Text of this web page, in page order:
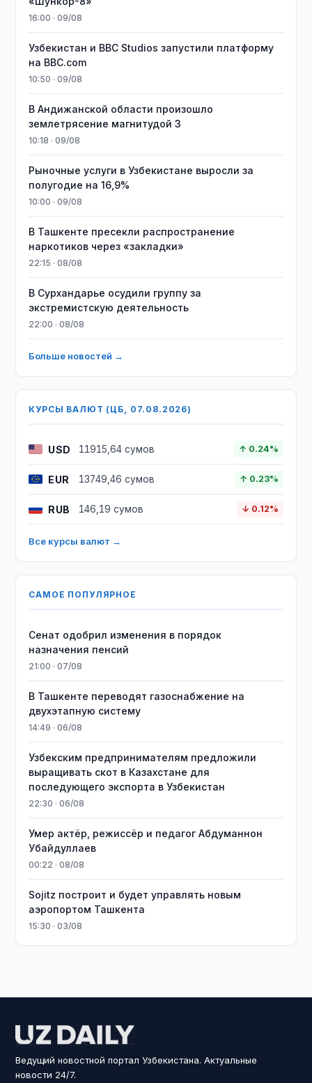
16:00 · 09/08
Узбекистан и BBC Studios запустили платформу
на BBC.com
10:50 · 09/08
В Андижанской области произошло
землетрясение магнитудой 3
10:18 · 09/08
Рыночные услуги в Узбекистане выросли за
полугодие на 16,9%
10:00 · 09/08
В Ташкенте пресекли распространение
наркотиков через «закладки»
22:15 · 08/08
В Сурхандарье осудили группу за
экстремистскую деятельность
22:00 · 08/08
Больше новостей →
КУРСЫ ВАЛЮТ (ЦБ, 07.08.2026)
USD 11915,64 сумов ↑ 0.24%
EUR 13749,46 сумов ↑ 0.23%
RUB 146,19 сумов ↓ 0.12%
Все курсы валют →
САМОЕ ПОПУЛЯРНОЕ
Сенат одобрил изменения в порядок
назначения пенсий
21:00 · 07/08
В Ташкенте переводят газоснабжение на
двухэтапную систему
14:49 · 06/08
Узбекским предпринимателям предложили
выращивать скот в Казахстане для
последующего экспорта в Узбекистан
22:30 · 06/08
Умер актёр, режиссёр и педагог Абдуманнон
Убайдуллаев
00:22 · 08/08
Sojitz построит и будет управлять новым
аэропортом Ташкента
15:30 · 03/08
Ведущий новостной портал Узбекистана. Актуальные
новости 24/7.